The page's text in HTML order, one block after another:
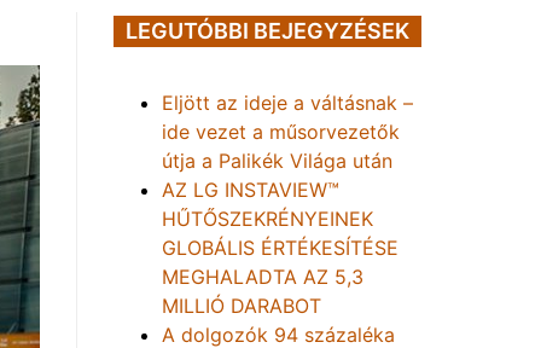
LEGUTÓBBI BEJEGYZÉSEK
Eljött az ideje a váltásnak –
ide vezet a műsorvezetők
útja a Palikék Világa után
AZ LG INSTAVIEW™
HŰTŐSZEKRÉNYEINEK
GLOBÁLIS ÉRTÉKESÍTÉSE
MEGHALADTA AZ 5,3
MILLIÓ DARABOT
A dolgozók 94 százaléka